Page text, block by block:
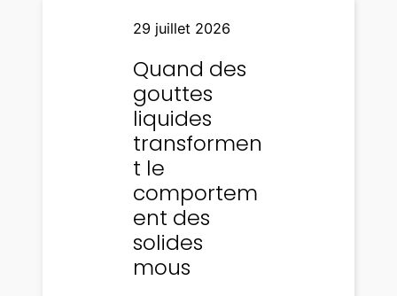
29 juillet 2026
Quand des
gouttes
liquides
transformen
t le
comportem
ent des
solides
mous